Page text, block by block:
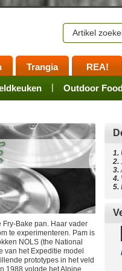
Outdoor
Accessoires
Trangia
Spares
REA!
Fry-Bake pan. Haar vader
te experimenteren. Pam is
NOLS (the National
van het Expeditie model
prototypes in het veld
1988 volgde het Alpine
1.
2.
3.
4.
5.